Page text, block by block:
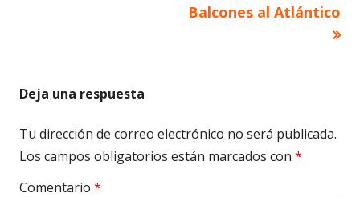
Balcones al Atlántico
Deja una respuesta
Tu dirección de correo electrónico no será publicada.
Los campos obligatorios están marcados con *
Comentario *